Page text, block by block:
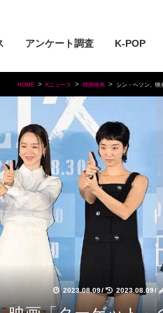
アンケート調査 K-POP
HOME Kニュース 韓国映画 シン・ヘソン、映
2023.08.09/ 2023.08.09/